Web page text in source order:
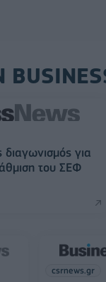
για
του ΣΕΦ
csrnews.gr